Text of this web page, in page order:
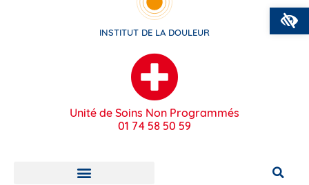
INSTITUT DE LA DOULEUR
Unité de Soins Non Programmés
01 74 58 50 59